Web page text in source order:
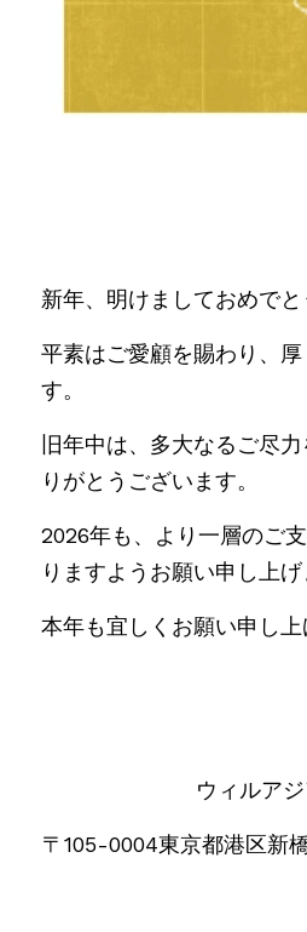
新年、明けましておめでと
平素はご愛顧を賜わり、
す。
旧年中は、多大なるご尽
りがとうございます。
2026年も、より一層のご
りますようお願い申し上げ
本年も宜しくお願い申し上
ウィルア
〒105-0004東京都港区新